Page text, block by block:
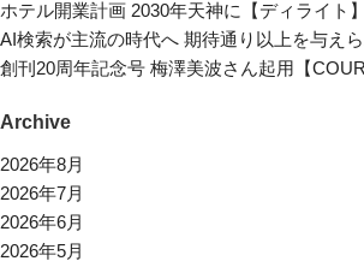
ホテル開業計画 2030年天神に【ディライト】
AI検索が主流の時代へ 期待通り以上を与え
創刊20周年記念号 梅澤美波さん起用【
Archive
2026年8月
2026年7月
2026年6月
2026年5月